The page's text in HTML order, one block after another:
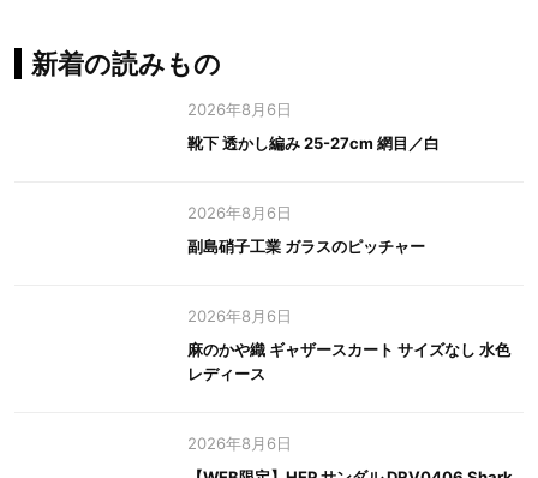
新着の読みもの
2026年8月6日
靴下 透かし編み 25-27cm 網目／白
2026年8月6日
副島硝子工業 ガラスのピッチャー
2026年8月6日
麻のかや織 ギャザースカート サイズなし 水色
レディース
2026年8月6日